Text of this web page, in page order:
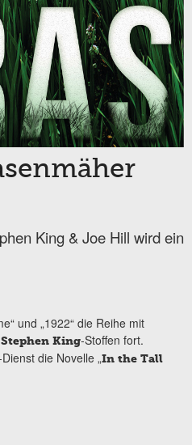
King & Joe Hill wird ein
und „1922“ die Reihe mit
Stephen King-Stoffen fort.
die Novelle „In the Tall